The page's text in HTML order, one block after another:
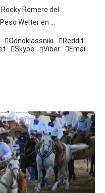
Romero del
Welter en …
Odnoklassniki
Reddit
Skype Viber Email